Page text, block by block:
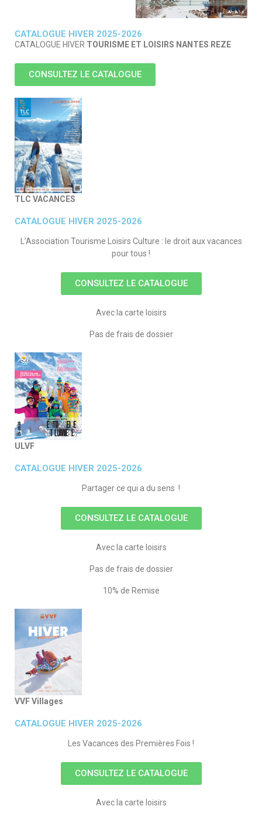
CATALOGUE HIVER 2025-2026
CATALOGUE HIVER TOURISME ET LOISIRS NANTES REZE
CONSULTEZ LE CATALOGUE
TLC VACANCES
CATALOGUE HIVER 2025-2026
L’Association Tourisme Loisirs Culture : le droit aux vacances
pour tous !
CONSULTEZ LE CATALOGUE
Avec la carte loisirs
Pas de frais de dossier
ULVF
CATALOGUE HIVER 2025-2026
Partager ce qui a du sens !
CONSULTEZ LE CATALOGUE
Avec la carte loisirs
Pas de frais de dossier
10% de Remise
VVF Villages
CATALOGUE HIVER 2025-2026
Les Vacances des Premières Fois !
CONSULTEZ LE CATALOGUE
Avec la carte loisirs